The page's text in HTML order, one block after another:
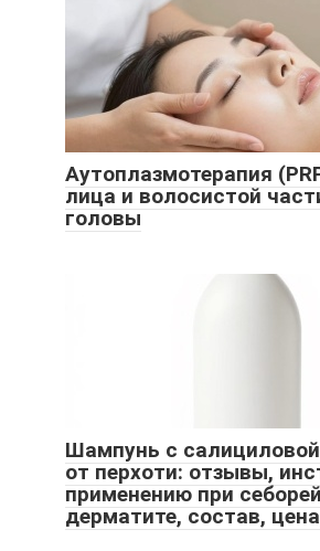
Аутоплазмотерапия
лица и волосистой
головы
Шампунь с
от перхоти: отзывы,
применению при
дерматите, состав,